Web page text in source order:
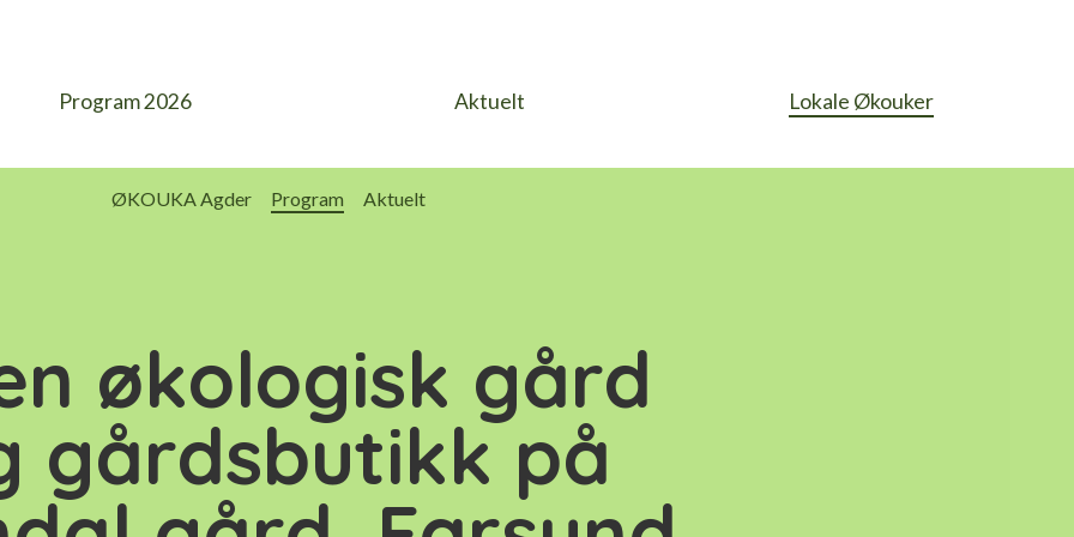
Program 2026 Aktuelt Lokale Økouker
ØKOUKA Agder Program Aktuelt
økologisk gård
gårdsbutikk på